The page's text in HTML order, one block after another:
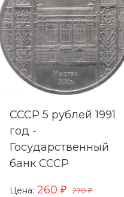
СССР 5 рублей 1991
год -
Государственный
банк СССР
Цена: 260 ₽ 270₽